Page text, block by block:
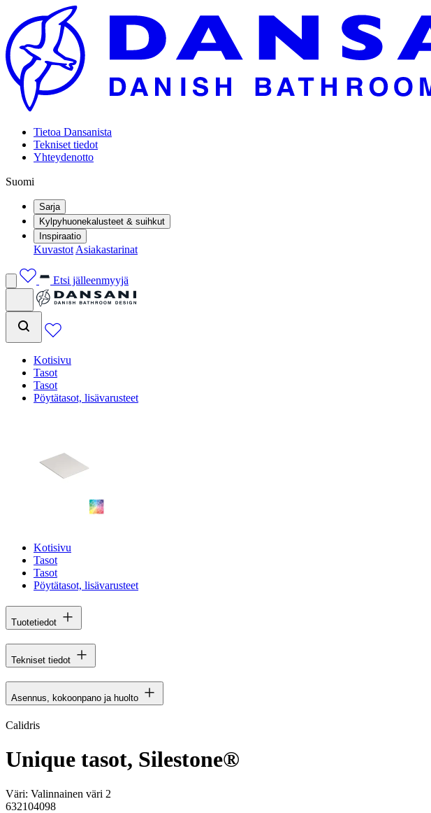
Tietoa Dansanista
Tekniset tiedot
Yhteydenotto
Suomi
Sarja
Kylpyhuonekalusteet & suihkut
Inspiraatio
Kuvastot Asiakastarinat
Etsi jälleenmyyjä
Kotisivu
Tasot
Tasot
Pöytätasot, lisävarusteet
Kotisivu
Tasot
Tasot
Pöytätasot, lisävarusteet
Tuotetiedot
Tekniset tiedot
Asennus, kokoonpano ja huolto
Calidris
Unique tasot, Silestone®
Väri: Valinnainen väri 2
632104098